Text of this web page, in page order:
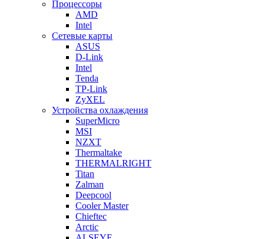
Процессоры
AMD
Intel
Сетевые карты
ASUS
D-Link
Intel
Tenda
TP-Link
ZyXEL
Устройства охлаждения
SuperMicro
MSI
NZXT
Thermaltake
THERMALRIGHT
Titan
Zalman
Deepcool
Cooler Master
Chieftec
Arctic